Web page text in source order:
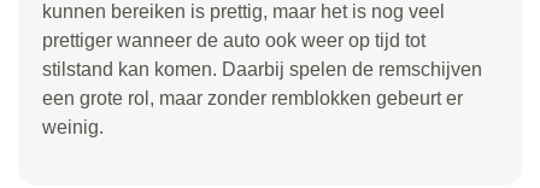
kunnen bereiken is prettig, maar het is nog veel
prettiger wanneer de auto ook weer op tijd tot
stilstand kan komen. Daarbij spelen de remschijven
een grote rol, maar zonder remblokken gebeurt er
weinig.